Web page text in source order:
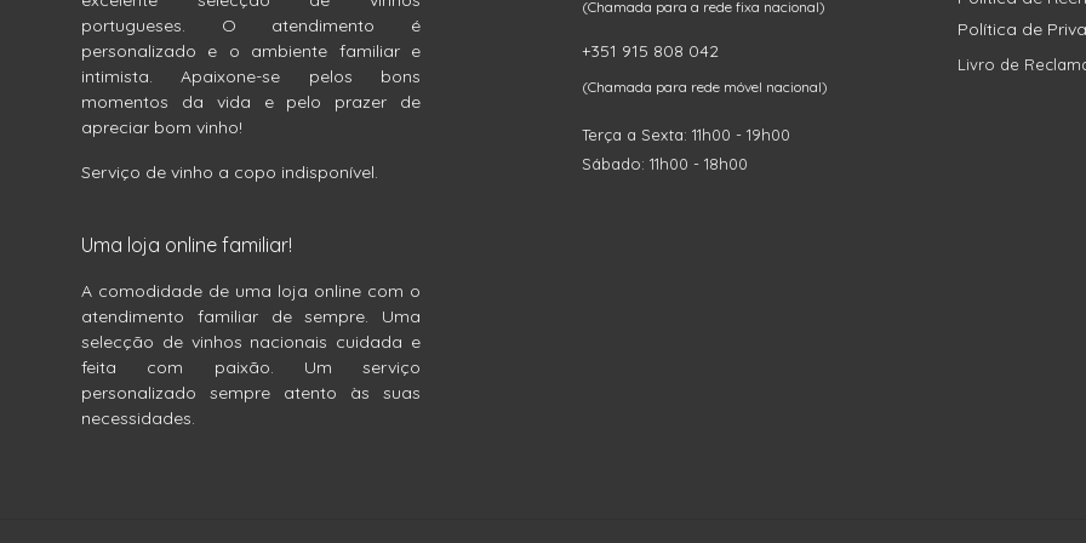
portugueses. O atendimento é
personalizado e o ambiente familiar e
intimista. Apaixone-se pelos bons
momentos da vida e pelo prazer de
apreciar bom vinho!
Serviço de vinho a copo indisponível.
Uma loja online familiar!
A comodidade de uma loja online com o
atendimento familiar de sempre. Uma
selecção de vinhos nacionais cuidada e
feita com paixão. Um serviço
personalizado sempre atento às suas
necessidades.
(Chamada para a rede fixa nacional)
+351 915 808 042
(Chamada para rede móvel nacional)
Terça a Sexta: 11h00 - 19h00
Sábado: 11h00 - 18h00
Política de
Livro de